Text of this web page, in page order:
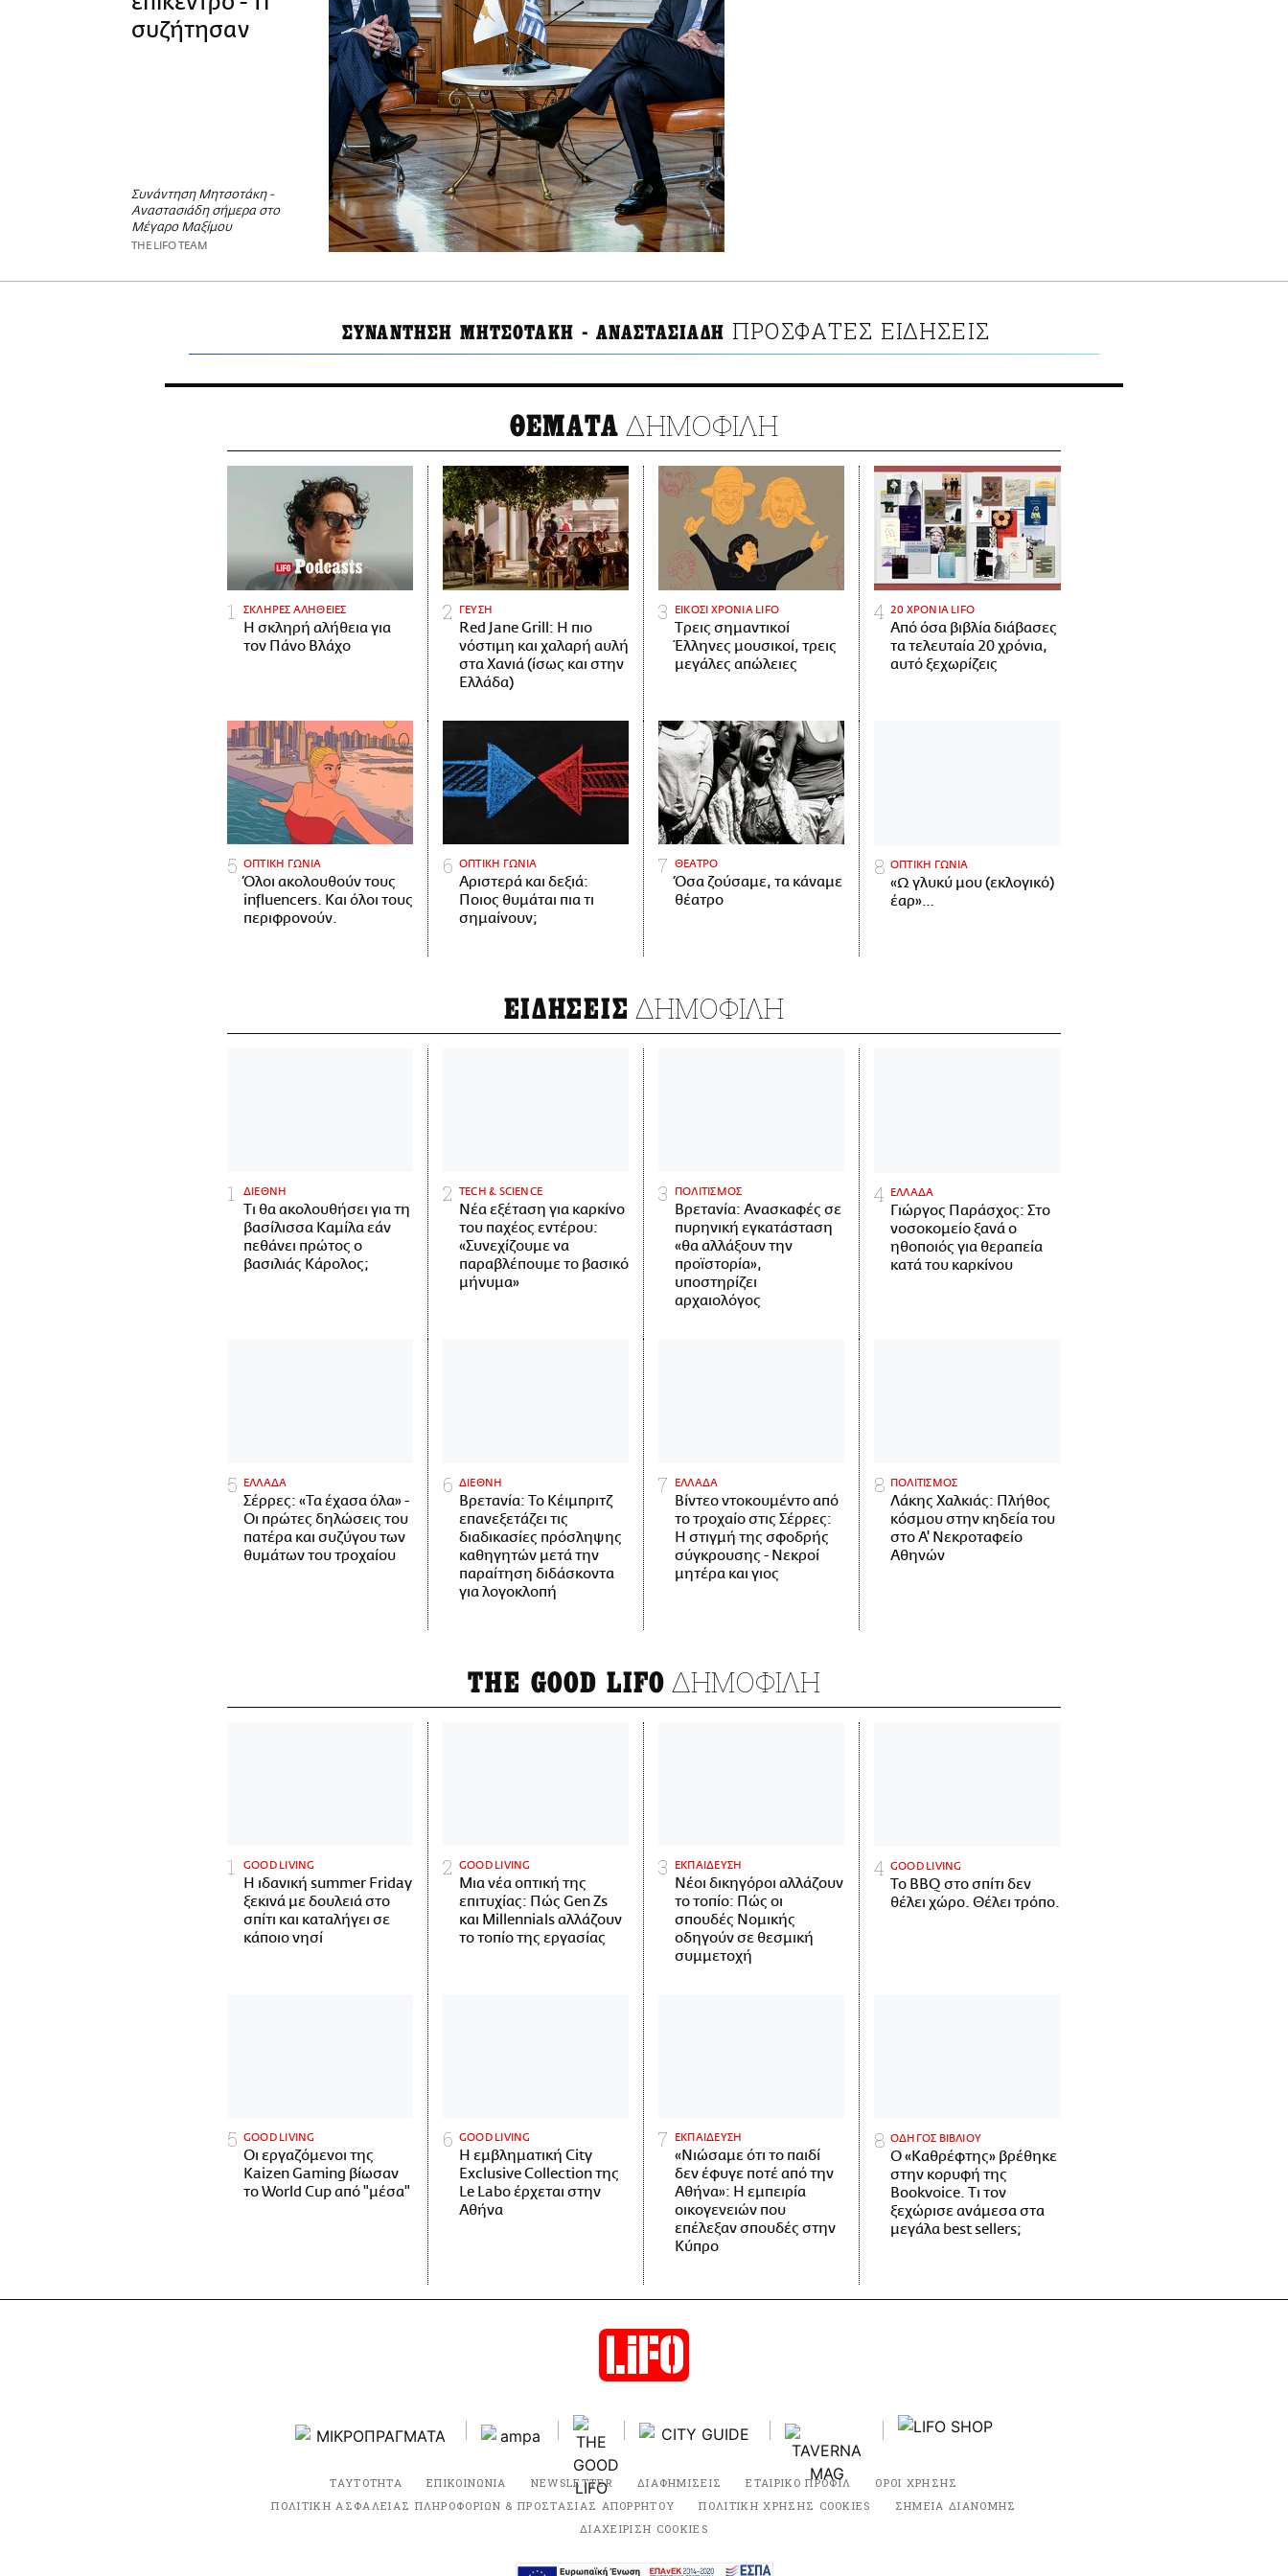
συζήτησαν
Συνάντηση Μητσοτάκη -
Αναστασιάδη σήμερα στο
Μέγαρο Μαξίμου
THE LIFO TEAM
ΣΥΝΑΝΤΗΣΗ ΜΗΤΣΟΤΑΚΗ - ΑΝΑΣΤΑΣΙΑΔΗ ΠΡΟΣΦΑΤΕΣ ΕΙΔΗΣΕΙΣ
ΘΕΜΑΤΑ ΔΗΜΟΦΙΛΗ
ΣΚΛΗΡΕΣ ΑΛΗΘΕΙΕΣ
H σκληρή αλήθεια για
τον Πάνο Βλάχο
ΓΕΥΣΗ
Red Jane Grill: Η πιο
νόστιμη και χαλαρή αυλή
στα Χανιά (ίσως και στην
Ελλάδα)
ΕΙΚΟΣΙ ΧΡΟΝΙΑ LIFO
Tρεις σημαντικοί
Έλληνες μουσικοί, τρεις
μεγάλες απώλειες
20 ΧΡΟΝΙΑ LIFO
Από όσα βιβλία διάβασες
τα τελευταία 20 χρόνια,
αυτό ξεχωρίζεις
ΟΠΤΙΚΗ ΓΩΝΙΑ
Όλοι ακολουθούν τους
influencers. Και όλοι τους
περιφρονούν.
ΟΠΤΙΚΗ ΓΩΝΙΑ
Αριστερά και δεξιά:
Ποιος θυμάται πια τι
σημαίνουν;
ΘΕΑΤΡΟ
Όσα ζούσαμε, τα κάναμε
θέατρο
ΟΠΤΙΚΗ ΓΩΝΙΑ
«Ω γλυκύ μου (εκλογικό)
έαρ»…
ΕΙΔΗΣΕΙΣ ΔΗΜΟΦΙΛΗ
ΔΙΕΘΝΗ
Τι θα ακολουθήσει για τη
βασίλισσα Καμίλα εάν
πεθάνει πρώτος ο
βασιλιάς Κάρολος;
ΤECH & SCIENCE
Νέα εξέταση για καρκίνο
του παχέος εντέρου:
«Συνεχίζουμε να
παραβλέπουμε το βασικό
μήνυμα»
ΠΟΛΙΤΙΣΜΟΣ
Βρετανία: Ανασκαφές σε
πυρηνική εγκατάσταση
«θα αλλάξουν την
προϊστορία»,
υποστηρίζει
αρχαιολόγος
ΕΛΛΑΔΑ
Γιώργος Παράσχος: Στο
νοσοκομείο ξανά ο
ηθοποιός για θεραπεία
κατά του καρκίνου
ΕΛΛΑΔΑ
Σέρρες: «Τα έχασα όλα» -
Οι πρώτες δηλώσεις του
πατέρα και συζύγου των
θυμάτων του τροχαίου
ΔΙΕΘΝΗ
Βρετανία: Το Κέιμπριτζ
επανεξετάζει τις
διαδικασίες πρόσληψης
καθηγητών μετά την
παραίτηση διδάσκοντα
για λογοκλοπή
ΕΛΛΑΔΑ
Βίντεο ντοκουμέντο από
το τροχαίο στις Σέρρες:
Η στιγμή της σφοδρής
σύγκρουσης - Νεκροί
μητέρα και γιος
ΠΟΛΙΤΙΣΜΟΣ
Λάκης Χαλκιάς: Πλήθος
κόσμου στην κηδεία του
στο Α' Νεκροταφείο
Αθηνών
THE GOOD LIFO ΔΗΜΟΦΙΛΗ
GOOD LIVING
Η ιδανική summer Friday
ξεκινά με δουλειά στο
σπίτι και καταλήγει σε
κάποιο νησί
GOOD LIVING
Μια νέα οπτική της
επιτυχίας: Πώς Gen Zs
και Millennials αλλάζουν
το τοπίο της εργασίας
ΕΚΠΑΙΔΕΥΣΗ
Νέοι δικηγόροι αλλάζουν
το τοπίο: Πώς οι
σπουδές Νομικής
οδηγούν σε θεσμική
συμμετοχή
GOOD LIVING
Το BBQ στο σπίτι δεν
θέλει χώρο. Θέλει τρόπο.
GOOD LIVING
Οι εργαζόμενοι της
Kaizen Gaming βίωσαν
το World Cup από "μέσα"
GOOD LIVING
Η εμβληματική City
Exclusive Collection της
Le Labo έρχεται στην
Αθήνα
ΕΚΠΑΙΔΕΥΣΗ
«Νιώσαμε ότι το παιδί
δεν έφυγε ποτέ από την
Αθήνα»: Η εμπειρία
οικογενειών που
επέλεξαν σπουδές στην
Κύπρο
ΟΔΗΓΟΣ ΒΙΒΛΙΟΥ
Ο «Καθρέφτης» βρέθηκε
στην κορυφή της
Bookvoice. Τι τον
ξεχώρισε ανάμεσα στα
μεγάλα best sellers;
ΤΑΥΤΟΤΗΤΑ ΕΠΙΚΟΙΝΩΝΙΑ NEWSLETTER ΔΙΑΦΗΜΙΣΕΙΣ ΕΤΑΙΡΙΚΟ ΠΡΟΦΙΛ
ΟΡΟΙ ΧΡΗΣΗΣ
ΠΟΛΙΤΙΚΗ ΑΣΦΑΛΕΙΑΣ ΠΛΗΡΟΦΟΡΙΩΝ & ΠΡΟΣΤΑΣΙΑΣ ΑΠΟΡΡΗΤΟΥ
ΠΟΛΙΤΙΚΗ ΧΡΗΣΗΣ COOKIES
ΣΗΜΕΙΑ ΔΙΑΝΟΜΗΣ
ΔΙΑΧΕΙΡΙΣΗ COOKIES